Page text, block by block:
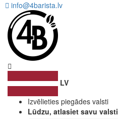
info@4barista.lv
LV
Izvēlieties piegādes valsti
Lūdzu, atlasiet savu valsti